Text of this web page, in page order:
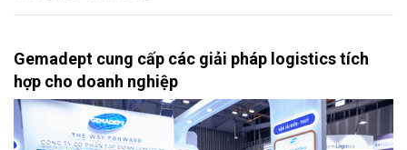
Gemadept cung cấp các giải pháp logistics tích
hợp cho doanh nghiệp